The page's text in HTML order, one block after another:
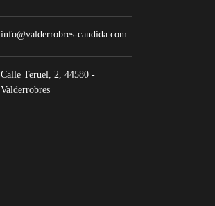
info@valderrobres-candida.com
Calle Teruel, 2, 44580 -
Valderrobres